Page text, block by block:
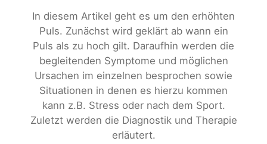
In diesem Artikel geht es um den erhöhten
Puls. Zunächst wird geklärt ab wann ein
Puls als zu hoch gilt. Daraufhin werden die
begleitenden Symptome und möglichen
Ursachen im einzelnen besprochen sowie
Situationen in denen es hierzu kommen
kann z.B. Stress oder nach dem Sport.
Zuletzt werden die Diagnostik und Therapie
erläutert.